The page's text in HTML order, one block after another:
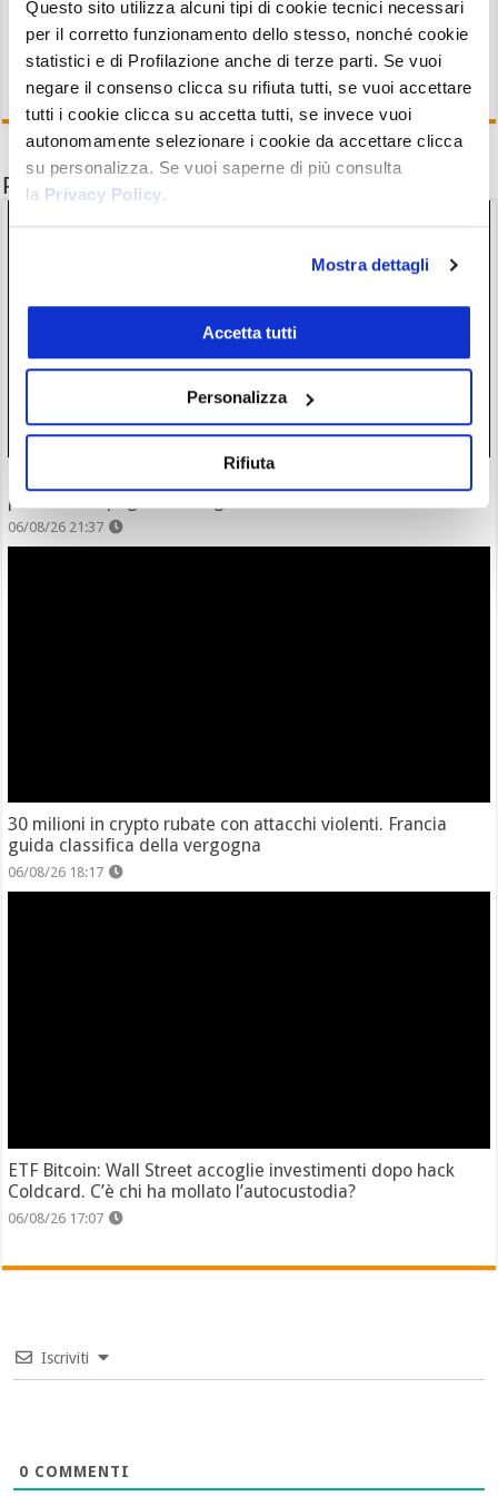
Questo sito utilizza alcuni tipi di cookie tecnici necessari
per il corretto funzionamento dello stesso, nonché cookie
statistici e di Profilazione anche di terze parti. Se vuoi
negare il consenso clicca su rifiuta tutti, se vuoi accettare
tutti i cookie clicca su accetta tutti, se invece vuoi
autonomamente selezionare i cookie da accettare clicca
su personalizza. Se vuoi saperne di più consulta
la Privacy Policy.
Mostra dettagli
Accetta tutti
Personalizza
Rifiuta
Potrebbe interessarti anche
potenziare i pagamenti digitali
06/08/26 21:37
30 milioni in crypto rubate con attacchi violenti. Francia
guida classifica della vergogna
06/08/26 18:17
ETF Bitcoin: Wall Street accoglie investimenti dopo hack
Coldcard. C’è chi ha mollato l’autocustodia?
06/08/26 17:07
Iscriviti
0 COMMENTI